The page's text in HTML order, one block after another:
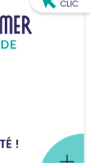
!
CLIC